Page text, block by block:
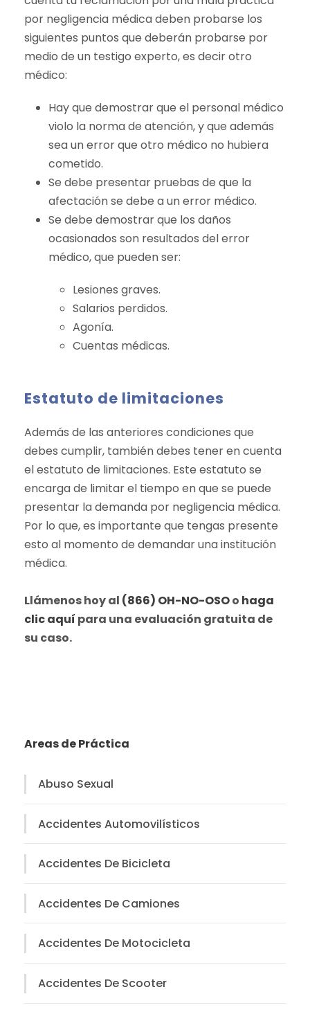
por negligencia médica deben probarse los
siguientes puntos que deberán probarse por
medio de un testigo experto, es decir otro
médico:
Hay que demostrar que el personal médico
violo la norma de atención, y que además
sea un error que otro médico no hubiera
cometido.
Se debe presentar pruebas de que la
afectación se debe a un error médico.
Se debe demostrar que los daños
ocasionados son resultados del error
médico, que pueden ser:
Lesiones graves.
Salarios perdidos.
Agonía.
Cuentas médicas.
Estatuto de limitaciones
Además de las anteriores condiciones que
debes cumplir, también debes tener en cuenta
el estatuto de limitaciones. Este estatuto se
encarga de limitar el tiempo en que se puede
presentar la demanda por negligencia médica.
Por lo que, es importante que tengas presente
esto al momento de demandar una institución
médica.
Llámenos hoy al (866) OH-NO-OSOo haga
clic aquí para una evaluación gratuita de
su caso.
Areas de Práctica
Abuso Sexual
Accidentes Automovilísticos
Accidentes De Bicicleta
Accidentes De Camiones
Accidentes De Motocicleta
Accidentes De Scooter